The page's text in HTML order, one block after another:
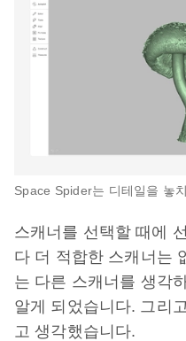
Space Spider는 디테일을 놓
스캐너를 선택할 때에
다 더 적합한 스캐너는
는 다른 스캐너를 생각
알게 되었습니다. 그리
고 생각했습니다.